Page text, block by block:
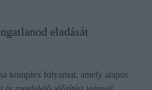
eladását
komplex folyamat, amely alapos